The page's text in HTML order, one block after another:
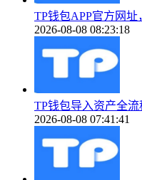
TP钱包APP官方网址
2026-08-08 08:23:18
TP钱包导入资产全
2026-08-08 07:41:41